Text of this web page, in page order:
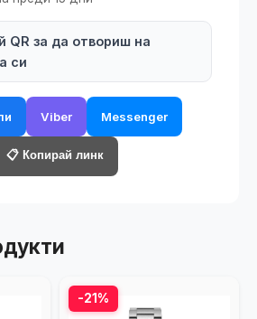
QR за да отвориш на
си
Viber Messenger
📋 Копирай линк
-21%